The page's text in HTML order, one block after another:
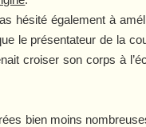
hésité également à
le présentateur de la
croiser son corps à
bien moins